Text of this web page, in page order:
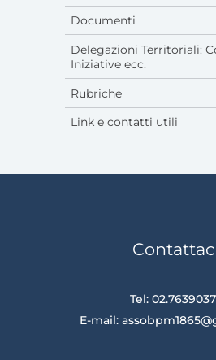
Documenti
Delegazioni Territoriali:
Iniziative ecc.
Rubriche
Link e contatti utili
Tel:
E-mail: